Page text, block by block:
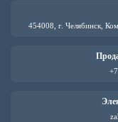
454008, г. Челябинск,